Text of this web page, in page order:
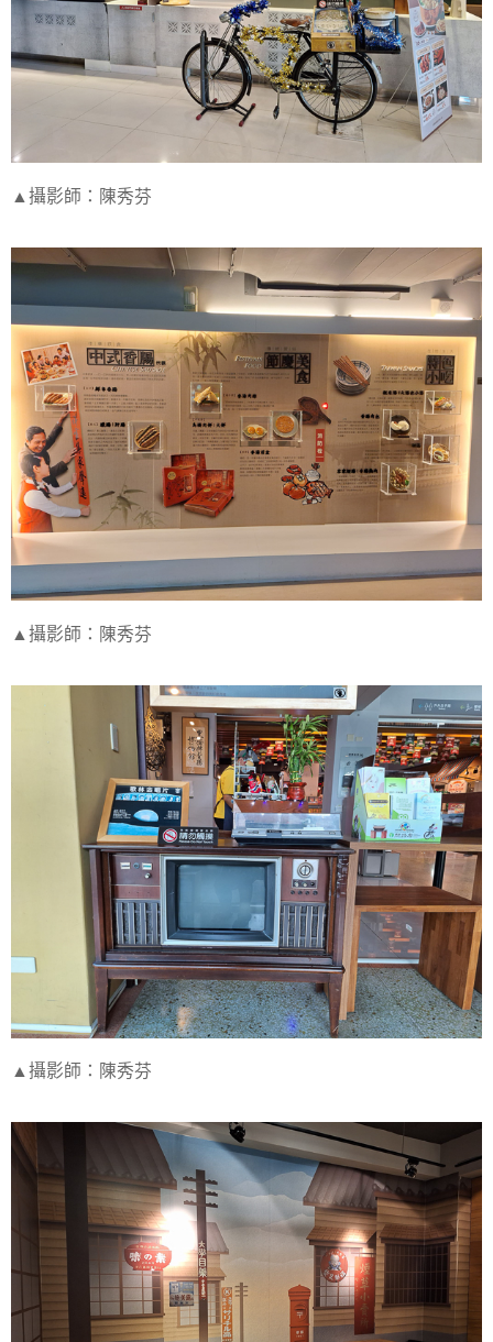
▲攝影師：陳秀芬
▲攝影師：陳秀芬
▲攝影師：陳秀芬